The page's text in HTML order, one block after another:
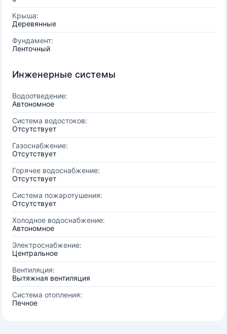
Крыша:
Деревянные
Фундамент:
Ленточный
Инженерные системы
Водоотведение:
Автономное
Система водостоков:
Отсутствует
Газоснабжение:
Отсутствует
Горячее водоснабжение:
Отсутствует
Система пожаротушения:
Отсутствует
Холодное водоснабжение:
Автономное
Электроснабжение:
Центральное
Вентиляция:
Вытяжная вентиляция
Система отопления:
Печное